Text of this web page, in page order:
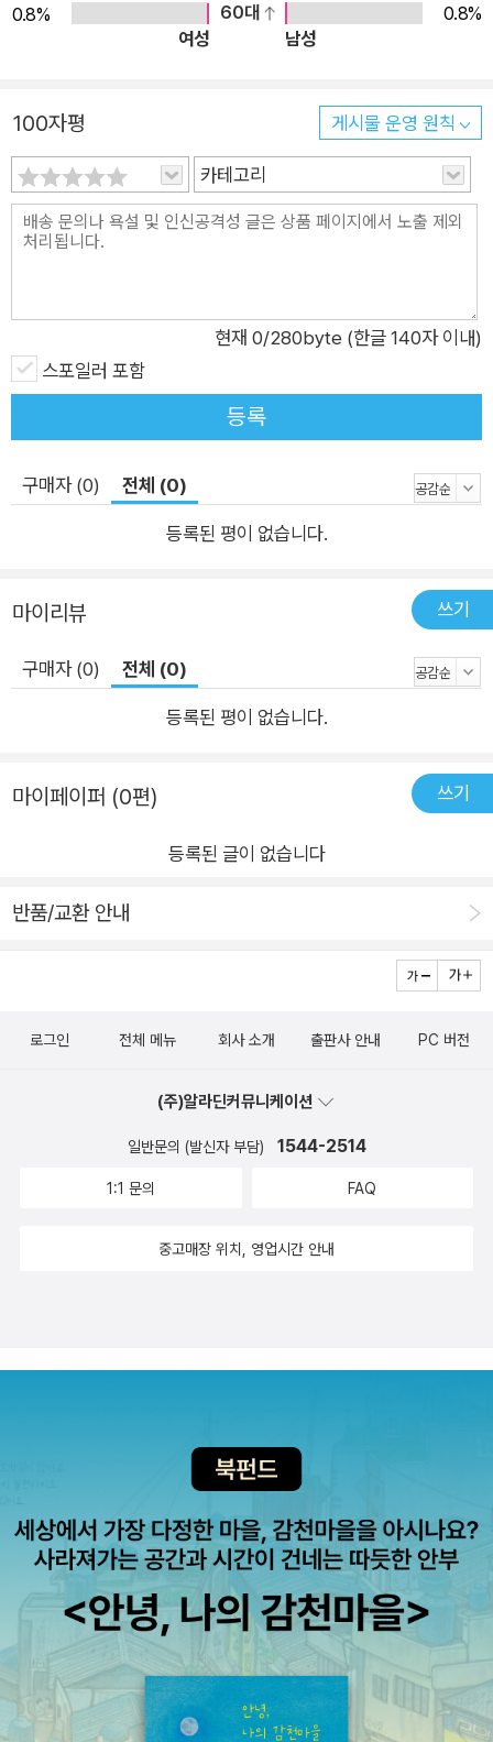
석 달여 만에 도스토옙스키가 갑작스럽게 사망하면서 실현되지
못했다. 그럼에도 다채로운 인물군과 크고 작은 사건들, 무수한
주며, 많은 비평가들에 의해 〈문학 작품의 총체〉를 구현한 가장
사한 욕망과 증오의 카라마조프 제국과 눈부신 구원 카라마조프
일가의 가장인 아버지 표도르는 일생 동안 쾌락만을 추구한 사악
한 본능의 화신이다. 방탕한 생활을 하며 고리대금업과 부정한 상
사생아 스메르댜코프에 의해 포위되고, 그들 중 한 사람의 손에
비참하게 살해당한다. 첫째 드미트리는 육체적 욕망을 자제하지
못하는 충동적인 성향을 갖고 있으며, 둘째 이반은 냉혹한 이성을
지닌 회의론적 합리주의자이고, 사생아 스메르댜코프는 어떤 악
와 그의 세 아들은 이기주의와 몰인정, 탐욕과 증오라는 악이 지
배하는 카라마조프 제국을 적나라하게 보여 주며, 이를 통해 인류
완전히 뒤덮일 것인가? 그러나 희망은 있다. 바로 선량하고 유순
하며 공손한 막내아들 알료샤다. 알료샤는 악으로 물든 세상을 구
원할 위대하고 새로운 선으로 제시되며, 욕망과 증오를 극복하는
아름다운 인간상으로서 눈부신 인류 구원의 희망을 보여 준다. 도
스토옙스키는 인류가 신성하고 선량한 마음으로 악을 이겨 낼 수
세상과 인간의 근원적 문제에 대한 깊고 치밀한 탐구 소설의 집필
시기이자 작중 시간적 배경이기도 한 1870년대는 러시아의 혼란
이 극에 달한 시기였다. 농촌은 지주에게 착취당해 궁핍해지고 도
로 나라 전체가 사회적 불안에 휩싸여 있었다. 도스토옙스키는 이
해결 방안을 제시하기 위해 절실히 노력했다. 이를 위해 그는 당
를 소설의 핵심 주제로 택하고, 카라마조프 가문들의 인물들을 살
다. 아버지 표도르의 살인범을 추적하는 과정에서 진범의 정체보
다 더 중요하게 다뤄지는 것은 그들 중 누가 진정으로 살의를 품
인 등장인물들의 심리와 행동 묘사를 통해 사회의 정신적 발전과
간의 근원적 문제를 깊고 치밀하게 탐구한 이 같은 노력은 탁월한
0.8%
60대
0.8%
여성
남성
100자평 게시물 운영 원칙
카테고리
현재 0/280byte (한글 140자 이내)
스포일러 포함
등록
구매자 (0) 전체 (0)
등록된 평이 없습니다.
마이리뷰 쓰기
구매자 (0) 전체 (0)
등록된 평이 없습니다.
마이페이퍼 (0편) 쓰기
등록된 글이 없습니다
반품/교환 안내
로그인 전체 메뉴 회사 소개 출판사 안내 PC 버전
(주)알라딘커뮤니케이션
일반문의 (발신자 부담) 1544-2514
1:1 문의 FAQ
중고매장 위치, 영업시간 안내